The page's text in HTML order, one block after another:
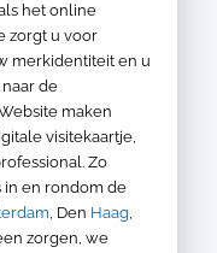
het online
zorgt u voor
merkidentiteit en u
de
maken
visitekaartje,
Zo
en rondom de
, Den Haag,
zorgen, we